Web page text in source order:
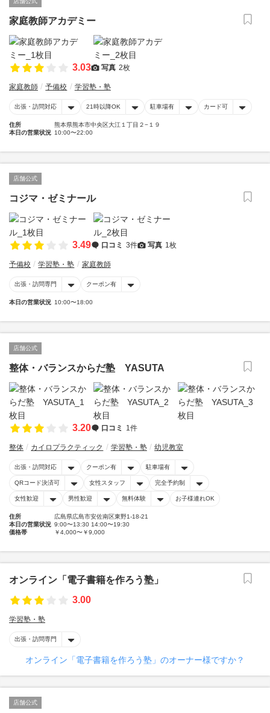
家庭教師アカデミー
3.03 写真 2枚
家庭教師 予備校 学習塾・塾
出張・訪問対応 21時以降OK 駐車場有 カード可
住所
熊本県熊本市中央区大江１丁目２−１９
本日の営業状況 10:00〜22:00
店舗公式
コジマ・ゼミナール
3.49 口コミ 3件 写真 1枚
予備校 学習塾・塾 家庭教師
出張・訪問専門 クーポン有
本日の営業状況 10:00〜18:00
店舗公式
整体・バランスからだ塾 YASUTA
3.20 口コミ 1件
整体 カイロプラクティック 学習塾・塾 幼児教室
出張・訪問対応 クーポン有 駐車場有
QRコード決済可 女性スタッフ 完全予約制
女性歓迎 男性歓迎 無料体験 お子様連れOK
住所
広島県広島市安佐南区東野1-18-21
本日の営業状況 9:00〜13:30 14:00〜19:30
価格帯
￥4,000〜￥9,000
オンライン「電子書籍を作ろう塾」
3.00
学習塾・塾
出張・訪問専門
オンライン「電子書籍を作ろう塾」のオーナー様ですか？
店舗公式